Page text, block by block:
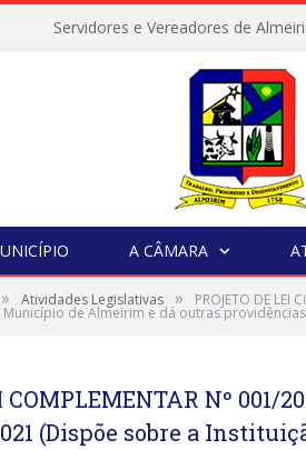
A CÂMARA
» Atividades Legislativas » PROJETO DE
de Almeirim e dá outras
COMPLEMENTAR Nº 001/
(Dispõe sobre a